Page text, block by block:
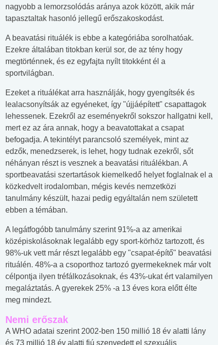
nagyobb a lemorzsolódás aránya azok között, akik már
tapasztaltak hasonló jellegű erőszakoskodást.
A beavatási rituálék is ebbe a kategóriába sorolhatóak.
Ezekre általában titokban kerül sor, de az tény hogy
megtörténnek, és ez egyfajta nyílt titokként él a
sportvilágban.
Ezeket a rituálékat arra használják, hogy gyengítsék és
lealacsonyítsák az egyéneket, így "újjáépített" csapattagok
lehessenek. Ezekről az eseményekről sokszor hallgatni kell,
mert ez az ára annak, hogy a beavatottakat a csapat
befogadja. A tekintélyt parancsoló személyek, mint az
edzők, menedzserek, is lehet, hogy tudnak ezekről, sőt
néhányan részt is vesznek a beavatási rituálékban. A
sportbeavatási szertartások kiemelkedő helyet foglalnak el a
közkedvelt irodalomban, mégis kevés nemzetközi
tanulmány készült, hazai pedig egyáltalán nem született
ebben a témában.
A legátfogóbb tanulmány szerint 91%-a az amerikai
középiskolásoknak legalább egy sport-körhöz tartozott, és
98%-uk vett már részt legalább egy "csapat-építő" beavatási
rituálén. 48%-a a csoporthoz tartozó gyermekeknek már volt
célpontja ilyen tréfálkozásoknak, és 43%-ukat ért valamilyen
megaláztatás. A gyerekek 25% -a 13 éves kora előtt élte
meg mindezt.
Nemi erőszak
A WHO adatai szerint 2002-ben 150 millió 18 év alatti lány
és 73 millió 18 év alatti fiú szenvedett el szexuális